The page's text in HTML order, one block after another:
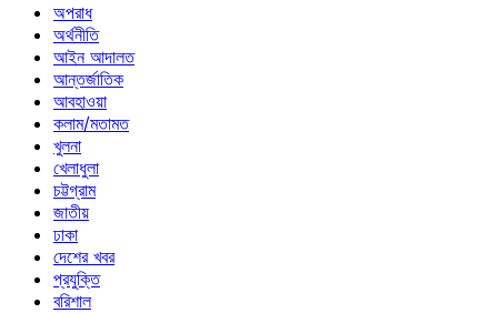
অপরাধ
অর্থনীতি
আইন আদালত
আন্তর্জাতিক
আবহাওয়া
কলাম/মতামত
খুলনা
খেলাধুলা
চট্টগ্রাম
জাতীয়
ঢাকা
দেশের খবর
প্রযুক্তি
বরিশাল